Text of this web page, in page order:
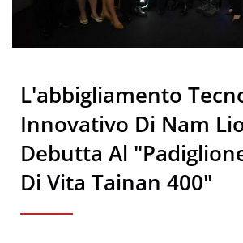
L'abbigliamento
Innovativo Di Nam
Debutta Al
Di Vita Tainan 400"